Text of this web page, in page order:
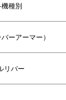
種別
ーアーマー）
リバー